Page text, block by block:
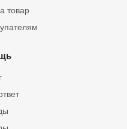
товар